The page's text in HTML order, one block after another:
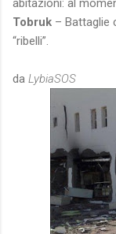
Tobruk – Battaglie
“ribelli”.
da LybiaSOS